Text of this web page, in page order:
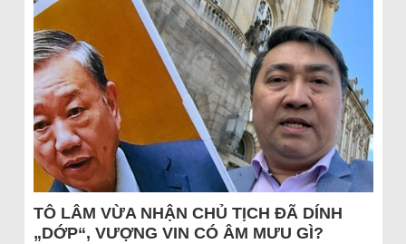
TÔ LÂM VỪA NHẬN CHỦ TỊCH ĐÃ DÍNH
„DỚP“, VƯỢNG VIN CÓ ÂM MƯU GÌ?